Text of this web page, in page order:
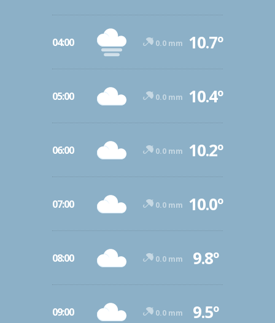
04:00 0.0 mm 10.7º
05:00 0.0 mm 10.4º
06:00 0.0 mm 10.2º
07:00 0.0 mm 10.0º
08:00 0.0 mm 9.8º
09:00 0.0 mm 9.5º